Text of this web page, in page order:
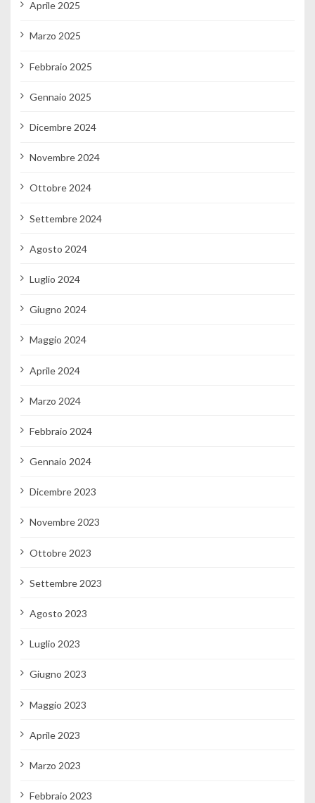
Aprile 2025
Marzo 2025
Febbraio 2025
Gennaio 2025
Dicembre 2024
Novembre 2024
Ottobre 2024
Settembre 2024
Agosto 2024
Luglio 2024
Giugno 2024
Maggio 2024
Aprile 2024
Marzo 2024
Febbraio 2024
Gennaio 2024
Dicembre 2023
Novembre 2023
Ottobre 2023
Settembre 2023
Agosto 2023
Luglio 2023
Giugno 2023
Maggio 2023
Aprile 2023
Marzo 2023
Febbraio 2023